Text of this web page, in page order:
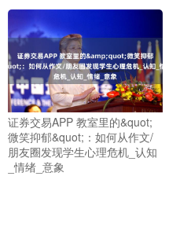
证券交易APP 教室里的&quot;
微笑抑郁&quot;：如何从作文/
朋友圈发现学生心理危机_认知
_情绪_意象